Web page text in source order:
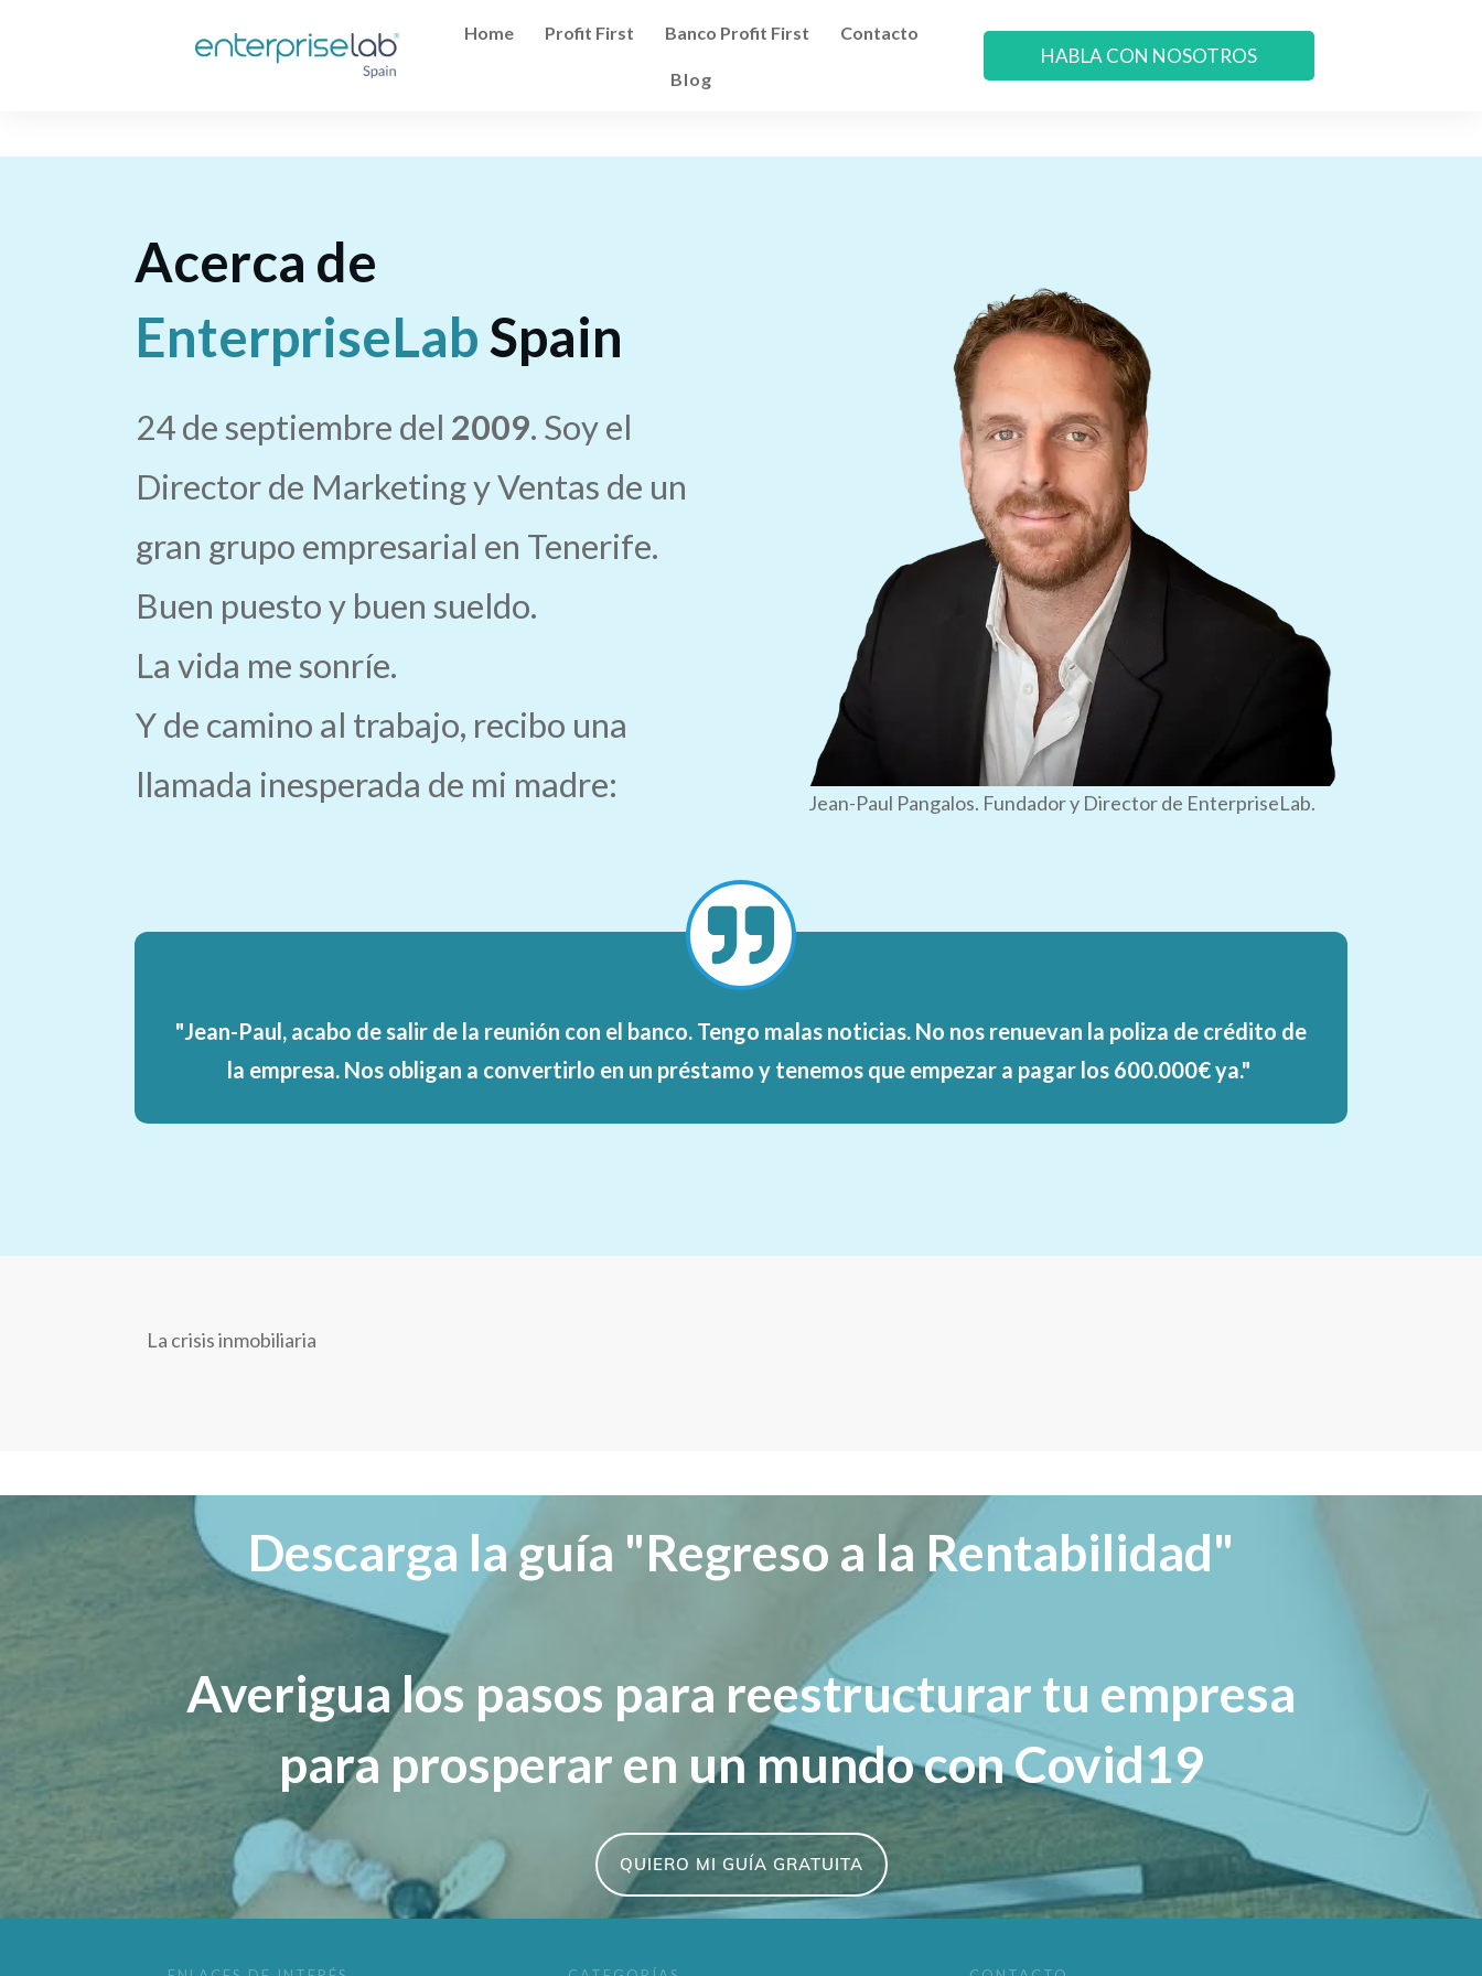
Home Profit First Banco Profit First Contacto
Blog
HABLA CON NOSOTROS
Acerca de
EnterpriseLabSpain
24 de septiembre del 2009. Soy el
Director de Marketing y Ventas de un
gran grupo empresarial en Tenerife.
Buen puesto y buen sueldo.
La vida me sonríe.
Y de camino al trabajo, recibo una
llamada inesperada de mi madre:
Jean-Paul Pangalos. Fundador y Director de EnterpriseLab.
"Jean-Paul, acabo de salir de la reunión con el banco. Tengo malas noticias. No nos renuevan la poliza de crédito de
la empresa. Nos obligan a convertirlo en un préstamo y tenemos que empezar a pagar los 600.000€ ya."
La crisis inmobiliaria
Descarga la guía "Regreso a la Rentabilidad"
Averigua los pasos para reestructurar tu empresa
para prosperar en un mundo con Covid19
QUIERO MI GUÍA GRATUITA